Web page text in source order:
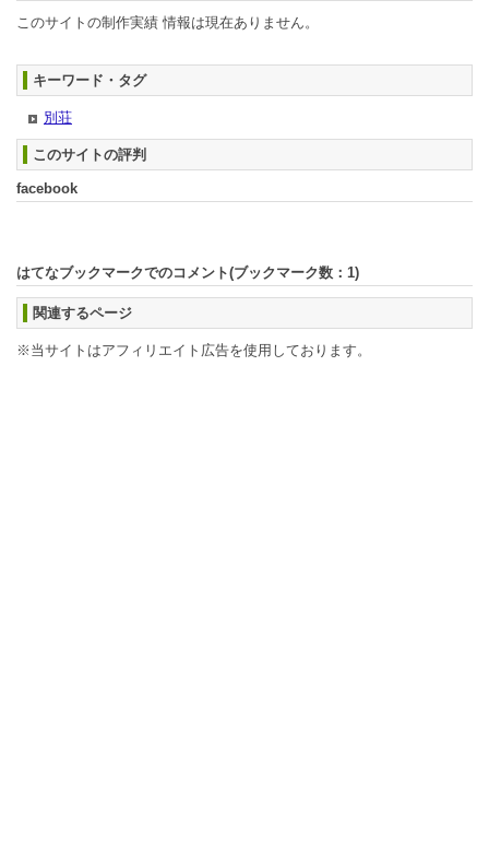
このサイトの制作実績 情報は現在ありません。
キーワード・タグ
別荘
このサイトの評判
facebook
はてなブックマークでのコメント(ブックマーク数： 1)
関連するページ
※当サイトはアフィリエイト広告を使用しております。